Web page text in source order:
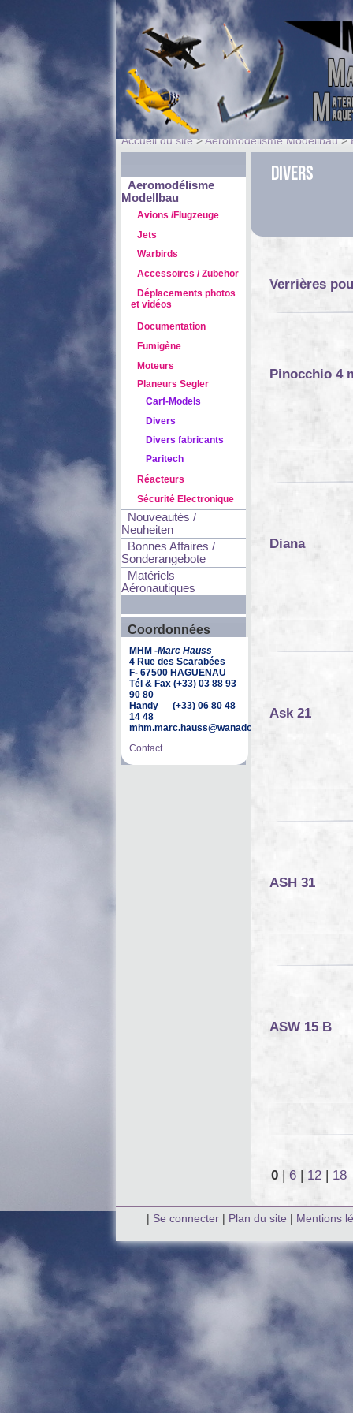
Accueil du site>Aeromodélisme Modellbau>
Aeromodélisme
Modellbau
Avions /Flugzeuge
Jets
Warbirds
Accessoires / Zubehör
Déplacements photos
et vidéos
Documentation
Fumigène
Moteurs
Planeurs Segler
Carf-Models
Divers
Divers fabricants
Paritech
Réacteurs
Sécurité Electronique
Nouveautés /
Neuheiten
Bonnes Affaires /
Sonderangebote
Matériels
Aéronautiques
Coordonnées
MHM -Marc Hauss
4 Rue des Scarabées
F- 67500 HAGUENAU
Tél & Fax (+33) 03 88 93
90 80
Handy (+33) 06 80 48
14 48
mhm.marc.hauss@wanadoo.fr
Contact
Divers
Verrières
Pinocchio 4
Diana
Ask 21
ASH 31
ASW 15 B
0| 6| 12| 18
| Se connecter | Plan du site | Mentions